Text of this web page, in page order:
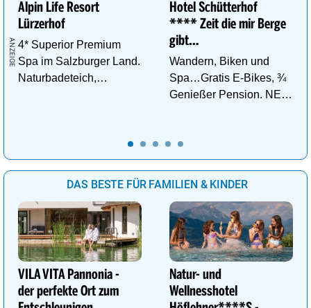
Alpin Life Resort
Lürzerhof
4* Superior Premium
Spa im Salzburger Land.
Naturbadeteich,
Hotel Schütterhof
**** Zeit die mir Berge
gibt…
Wandern, Biken und
Spa…Gratis E-Bikes, ¾
Genießer Pension. NEU:
DAS BESTE FÜR FAMILIEN & KINDER
VILA VITA Pannonia -
der perfekte Ort zum
Natur- und
Wellnesshotel